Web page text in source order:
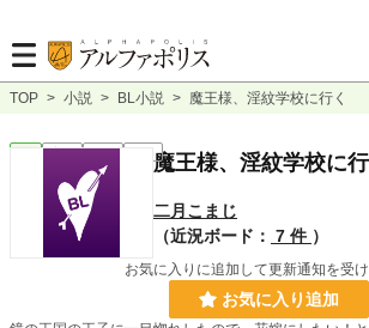
TOP > 小説 > BL小説 > 魔王様、淫紋学校に行く
完結 短編 魔王様、淫紋学校に行
二月こまじ
（近況ボード： 7 件 ）
お気に入りに追加して更新通知を受
お気に入り追加